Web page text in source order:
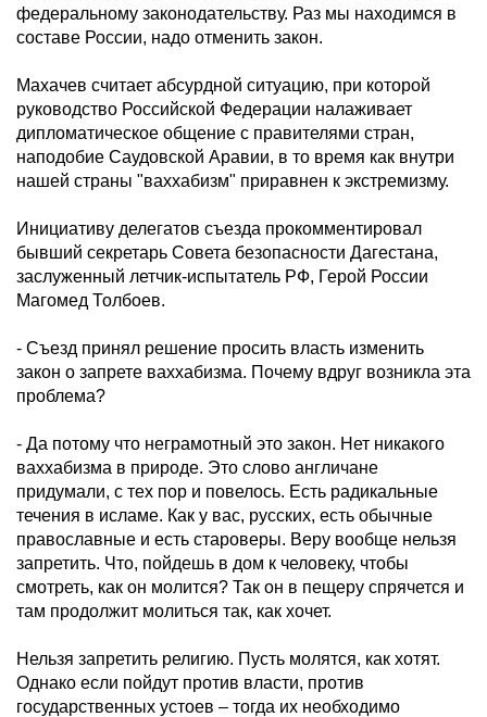
федеральному законодательству. Раз мы находимся в
составе России, надо отменить закон.
Махачев считает абсурдной ситуацию, при которой
руководство Российской Федерации налаживает
дипломатическое общение с правителями стран,
наподобие Саудовской Аравии, в то время как внутри
нашей страны "ваххабизм" приравнен к экстремизму.
Инициативу делегатов съезда прокомментировал
бывший секретарь Совета безопасности Дагестана,
заслуженный летчик-испытатель РФ, Герой России
Магомед Толбоев.
- Съезд принял решение просить власть изменить
закон о запрете ваххабизма. Почему вдруг возникла эта
проблема?
- Да потому что неграмотный это закон. Нет никакого
ваххабизма в природе. Это слово англичане
придумали, с тех пор и повелось. Есть радикальные
течения в исламе. Как у вас, русских, есть обычные
православные и есть староверы. Веру вообще нельзя
запретить. Что, пойдешь в дом к человеку, чтобы
смотреть, как он молится? Так он в пещеру спрячется и
там продолжит молиться так, как хочет.
Нельзя запретить религию. Пусть молятся, как хотят.
Однако если пойдут против власти, против
государственных устоев – тогда их необходимо